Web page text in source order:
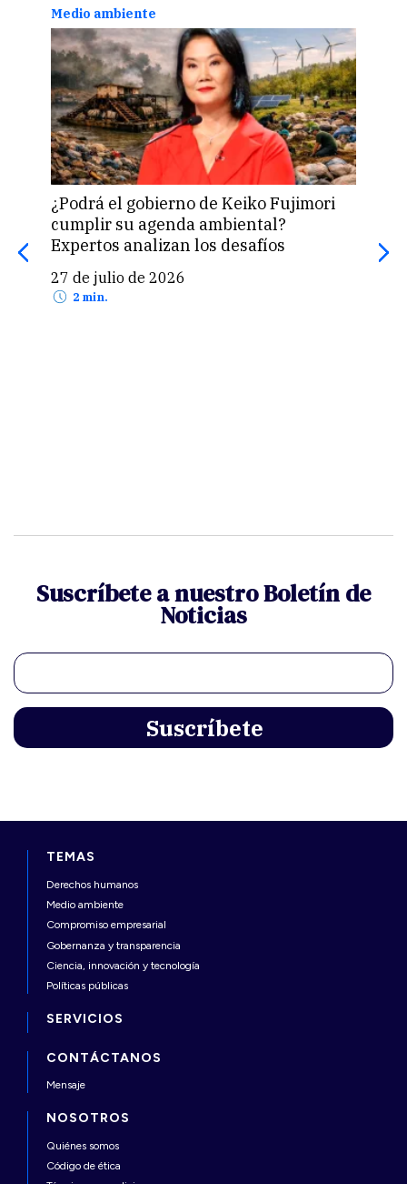
Medio ambiente
¿Podrá el gobierno de Keiko Fujimori
cumplir su agenda ambiental?
Expertos analizan los desafíos
27 de julio de 2026
2 min.
Suscríbete a nuestro Boletín de
Noticias
TEMAS
Derechos humanos
Medio ambiente
Compromiso empresarial
Gobernanza y transparencia
Ciencia, innovación y tecnología
Políticas públicas
SERVICIOS
CONTÁCTANOS
Mensaje
NOSOTROS
Quiénes somos
Código de ética